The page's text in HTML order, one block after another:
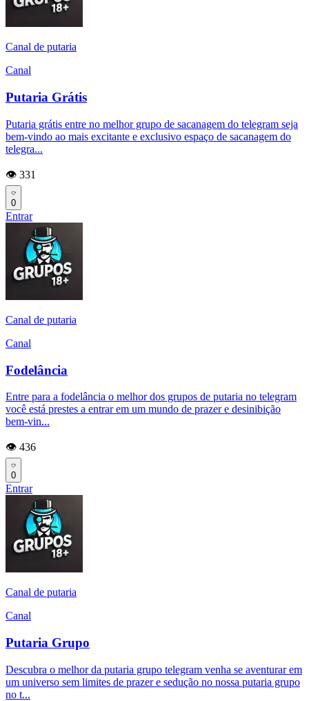
Canal de putaria
Canal
Putaria Grátis
Putaria grátis entre no melhor grupo de sacanagem do telegram seja
bem-vindo ao mais excitante e exclusivo espaço de sacanagem do
telegra...
👁️ 331
0
Entrar
Canal de putaria
Canal
Fodelância
Entre para a fodelância o melhor dos grupos de putaria no telegram
você está prestes a entrar em um mundo de prazer e desinibição
bem-vin...
👁️ 436
0
Entrar
Canal de putaria
Canal
Putaria Grupo
Descubra o melhor da putaria grupo telegram venha se aventurar em
um universo sem limites de prazer e sedução no nossa putaria grupo
no t...